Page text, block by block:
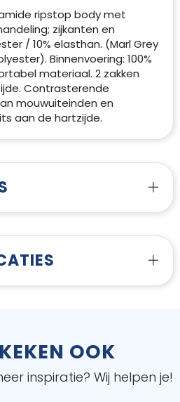
ripstop body met
zijkanten en
/ 10% elasthan. (Marl Grey
Binnenvoering: 100%
materiaal. 2 zakken
Contrasterende
mouwuiteinden en
aan de hartzijde.
OOK
inspiratie? Wij helpen je!